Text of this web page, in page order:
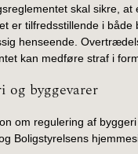
30/6
9/3 2020)
31/12
skal sikre, at
er tilfredsstillende i både
henseende.
kan medføre straf i
og byggevarer
om regulering af
Boligstyrelsens